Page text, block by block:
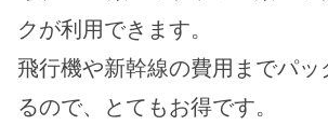
クが利用できます。
飛行機や新幹線の費用までパッ
るので、とてもお得です。